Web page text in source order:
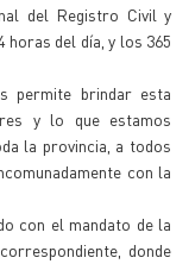
del Registro Civil y
horas del día, y los 365
permite brindar esta
y lo que estamos
la provincia, a todos
con la
con el mandato de la
donde